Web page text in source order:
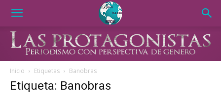
Inicio Etiquetas Banobras
Etiqueta: Banobras